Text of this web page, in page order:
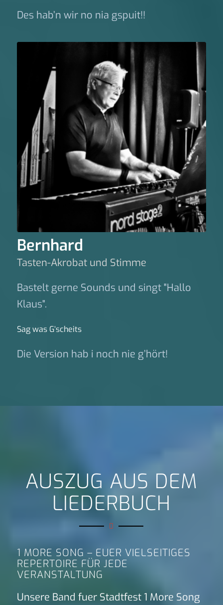
Des hab’n wir no nia gspuit!!
Bernhard
Tasten-Akrobat und Stimme
Bastelt gerne Sounds und singt "Hallo
Klaus".
Sag was G‘scheits
Die Version hab i noch nie g’hört!
AUSZUG AUS DEM
LIEDERBUCH
1 MORE SONG – EUER VIELSEITIGES
REPERTOIRE FÜR JEDE
VERANSTALTUNG
Unsere Band fuer Stadtfest 1 More Song